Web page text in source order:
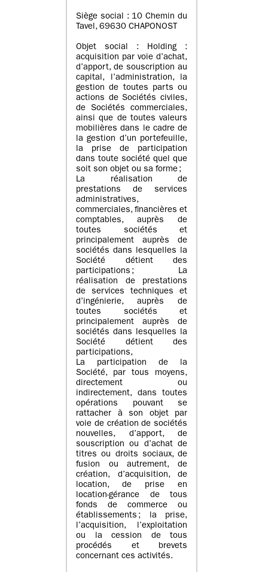
Siège social : 10 Chemin du
Tavel, 69630 CHAPONOST
Objet social : Holding :
acquisition par voie d’achat,
d’apport, de souscription au
capital, l’administration, la
gestion de toutes parts ou
actions de Sociétés civiles,
de Sociétés commerciales,
ainsi que de toutes valeurs
mobilières dans le cadre de
la gestion d’un portefeuille,
la prise de participation
dans toute société quel que
soit son objet ou sa forme ;
La réalisation de
prestations de services
administratives,
commerciales, financières et
comptables, auprès de
toutes sociétés et
principalement auprès de
sociétés dans lesquelles la
Société détient des
participations ; La
réalisation de prestations
de services techniques et
d’ingénierie, auprès de
toutes sociétés et
principalement auprès de
sociétés dans lesquelles la
Société détient des
participations,
La participation de la
Société, par tous moyens,
directement ou
indirectement, dans toutes
opérations pouvant se
rattacher à son objet par
voie de création de sociétés
nouvelles, d’apport, de
souscription ou d’achat de
titres ou droits sociaux, de
fusion ou autrement, de
création, d’acquisition, de
location, de prise en
location-gérance de tous
fonds de commerce ou
établissements ; la prise,
l’acquisition, l’exploitation
ou la cession de tous
procédés et brevets
concernant ces activités.